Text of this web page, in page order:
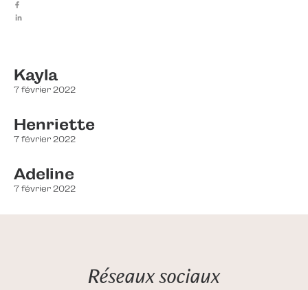
Kayla
7 février 2022
Henriette
7 février 2022
Adeline
7 février 2022
Réseaux sociaux